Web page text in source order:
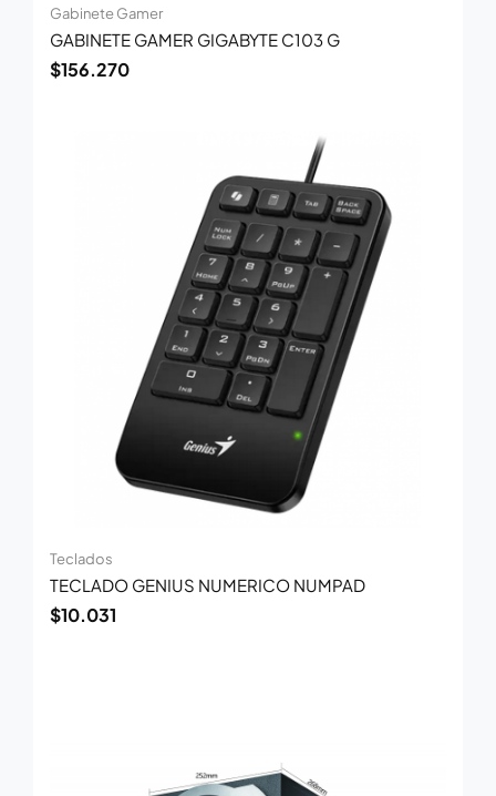
Gabinete Gamer
GABINETE GAMER GIGABYTE C103 G
$156.270
Teclados
TECLADO GENIUS NUMERICO NUMPAD
$10.031